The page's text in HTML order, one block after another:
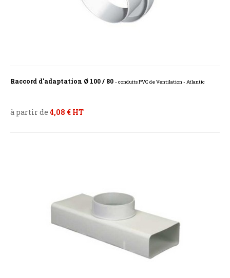
Raccord d'adaptation Ø 100 / 80 - conduits PVC de Ventilation - Atlantic
à partir de 4,08 € HT